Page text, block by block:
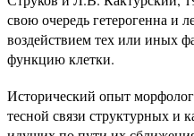
свою очередь гетерогенна и
воздействием тех или иных
функцию клетки.
Исторический опыт
тесной связи структурных и